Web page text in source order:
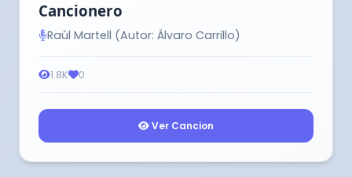
Cancionero
Raúl Martell (Autor: Álvaro Carrillo)
1.8K 0
Ver Cancion